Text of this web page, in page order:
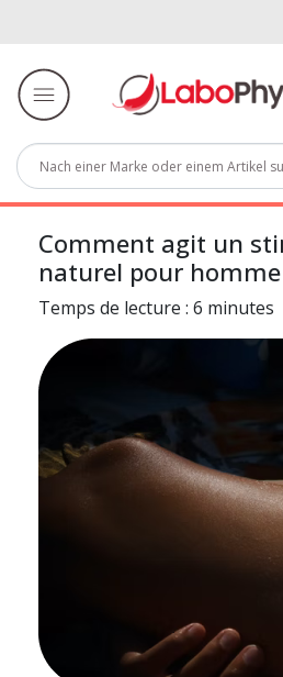
Comment agit un
naturel pour homme
Temps de lecture : 6 minutes